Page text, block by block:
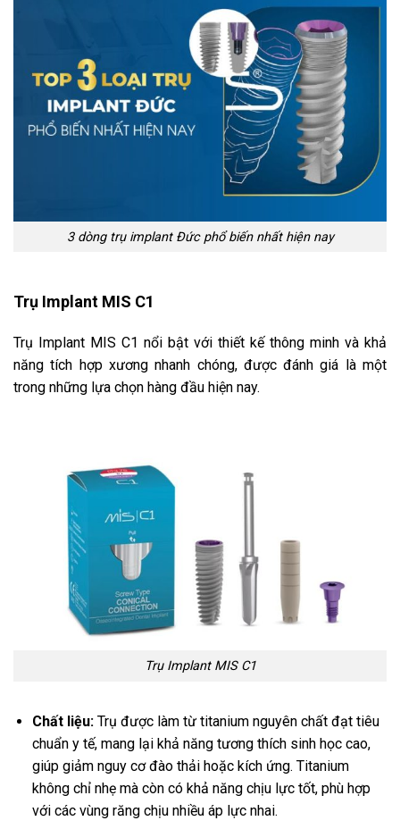
3 dòng trụ implant Đức phổ biến nhất hiện nay
Trụ Implant MIS C1
Trụ Implant MIS C1 nổi bật với thiết kế thông minh và khả
năng tích hợp xương nhanh chóng, được đánh giá là một
trong những lựa chọn hàng đầu hiện nay.
Trụ Implant MIS C1
Chất liệu:Trụ được làm từ titanium nguyên chất đạt tiêu
chuẩn y tế, mang lại khả năng tương thích sinh học cao,
giúp giảm nguy cơ đào thải hoặc kích ứng. Titanium
không chỉ nhẹ mà còn có khả năng chịu lực tốt, phù hợp
với các vùng răng chịu nhiều áp lực nhai.